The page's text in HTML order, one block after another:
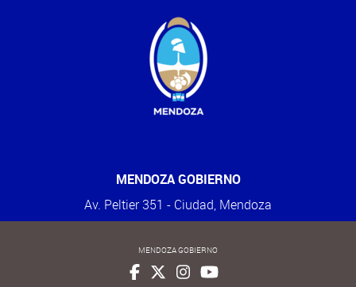
MENDOZA GOBIERNO
Av. Peltier 351 - Ciudad, Mendoza
MENDOZA GOBIERNO